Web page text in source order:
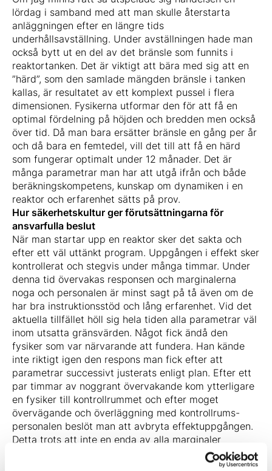
lördag i samband med att man skulle återstarta
anläggningen efter en längre tids
underhållsavställning. Under avställningen hade man
också bytt ut en del av det bränsle som funnits i
reaktortanken. Det är viktigt att bära med sig att en
”härd”, som den samlade mängden bränsle i tanken
kallas, är resultatet av ett komplext pussel i flera
dimensionen. Fysikerna utformar den för att få en
optimal fördelning på höjden och bredden men också
över tid. Då man bara ersätter bränsle en gång per år
och då bara en femtedel, vill det till att få en härd
som fungerar optimalt under 12 månader. Det är
många parametrar man har att utgå ifrån och både
beräkningskompetens, kunskap om dynamiken i en
reaktor och erfarenhet sätts på prov.
Hur säkerhetskultur ger förutsättningarna för
ansvarfulla beslut
När man startar upp en reaktor sker det sakta och
efter ett väl uttänkt program. Uppgången i effekt sker
kontrollerat och stegvis under många timmar. Under
denna tid övervakas responsen och marginalerna
noga och personalen är minst sagt på tå även om de
har bra instruktionsstöd och lång erfarenhet. Vid det
aktuella tillfället höll sig hela tiden alla parametrar väl
inom utsatta gränsvärden. Något fick ändå den
fysiker som var närvarande att fundera. Han kände
inte riktigt igen den respons man fick efter att
parametrar successivt justerats enligt plan. Efter ett
par timmar av noggrant övervakande kom ytterligare
en fysiker till kontrollrummet och efter moget
övervägande och överläggning med kontrollrums-
personalen beslöt man att avbryta effektuppgången.
Detta trots att inte en enda av alla marginaler
överskridits. Man lyssnade till erfarenhet och
magkänsla och då man inte ansåg sig ha fullständig